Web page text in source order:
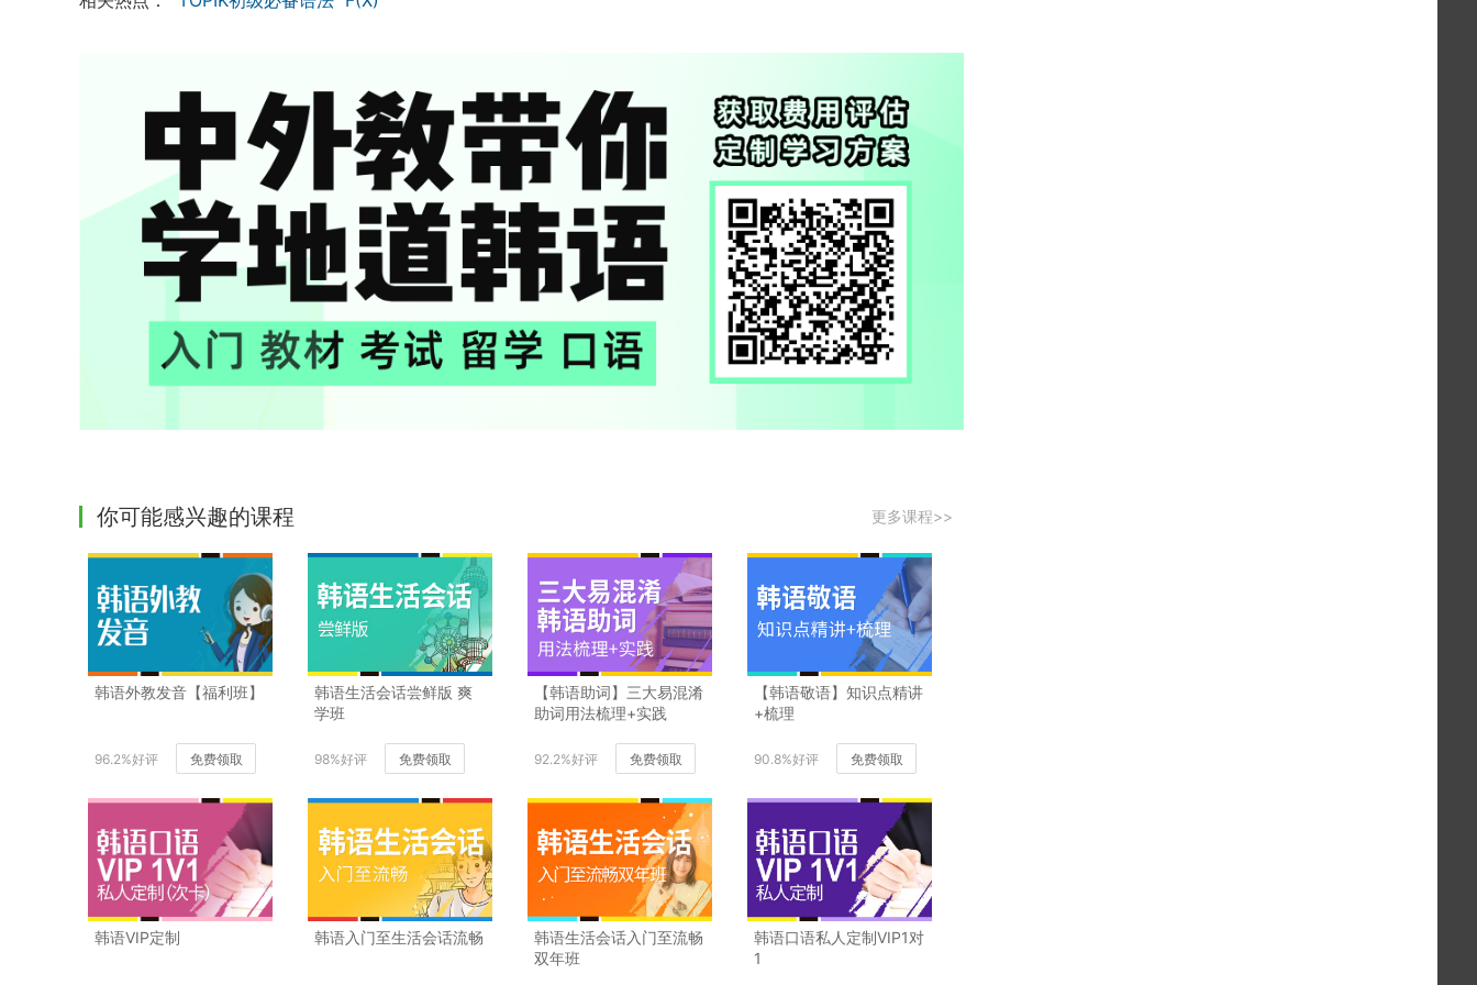
你可能感兴趣的课程 更多课程>>
韩语外教发音【福利班】
96.2%好评 免费领取
韩语生活会话尝鲜版 爽
学班
98%好评 免费领取
【韩语助词】三大易混淆
助词用法梳理+实践
92.2%好评 免费领取
【韩语敬语】知识点精讲
+梳理
90.8%好评 免费领取
韩语VIP定制 韩语入门至生活会话流畅
韩语生活会话入门至流畅
双年班
韩语口语私人定制VIP1对
1